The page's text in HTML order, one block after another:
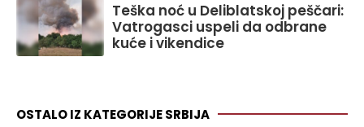
Teška noć u Deliblatskoj peščari:
Vatrogasci uspeli da odbrane
kuće i vikendice
OSTALO IZ KATEGORIJE SRBIJA